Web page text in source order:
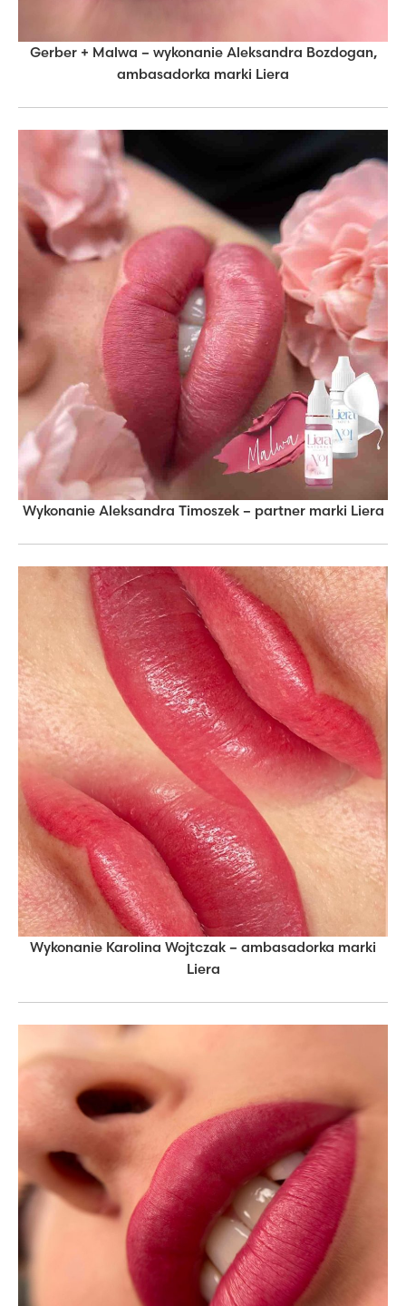
Gerber + Malwa – wykonanie Aleksandra Bozdogan,
ambasadorka marki Liera
Wykonanie Aleksandra Timoszek – partner marki Liera
Wykonanie Karolina Wojtczak – ambasadorka marki
Liera